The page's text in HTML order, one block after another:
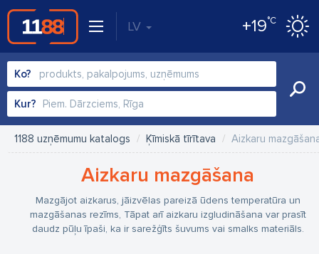
LV +19°C
Ko?
Kur?
1188 uzņēmumu katalogs Ķīmiskā tīrītava Aizkaru
Aizkaru mazgāšana
Mazgājot aizkarus, jāizvēlas pareizā ūdens temperatūra un
mazgāšanas rezīms, Tāpat arī aizkaru izgludināšana var prasīt
daudz pūļu īpaši, ka ir sarežģīts šuvums vai smalks materiāls.